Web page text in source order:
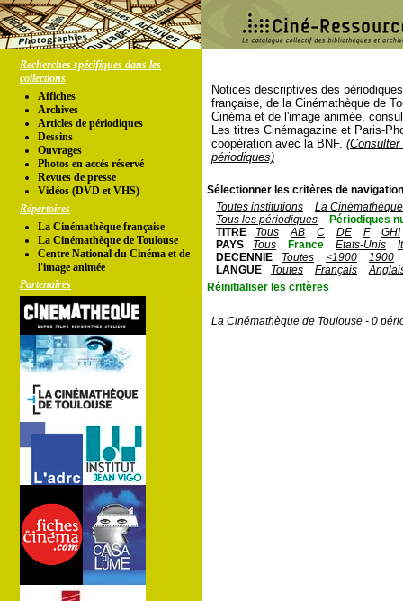
Recherches spécifiques dans les
collections
Affiches
Archives
Articles de périodiques
Dessins
Ouvrages
Photos en accés réservé
Revues de presse
Vidéos (DVD et VHS)
Répertoires
La Cinémathèque française
La Cinémathèque de Toulouse
Centre National du Cinéma et de
l'image animée
Partenaires
Notices descriptives des
française, de la Cinémathèque de
Cinéma et de l'image animée,
Les titres Cinémagazine et Paris-
coopération avec la BNF.
périodiques)
Sélectionner les critères de
Toutes institutions
La
Tous les périodiques
Périodiques
TITRE
Tous AB C DE F
GHI
PAYS
Tous France Etats-Unis
DECENNIE
Toutes <1900
1900
LANGUE
Toutes Français
Réinitialiser les critères
La Cinémathèque de Toulouse - 0